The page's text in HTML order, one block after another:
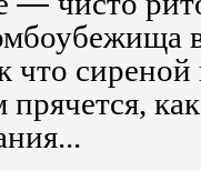
что сиреной